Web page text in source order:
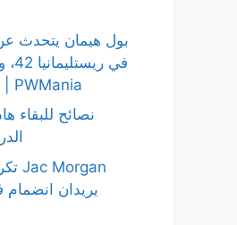
بول هيمان يتحدث
في
رومان رينز، المزيد | PWMania
نصائح للبقاء